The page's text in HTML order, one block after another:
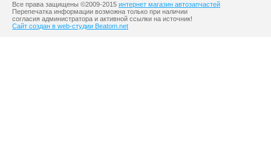
Все права защищены ©2009-2015 интернет магазин автозапчастей
Перепечатка информации возможна только при наличии
согласия администратора и активной ссылки на источник!
Сайт создан в web-студии Beatom.net